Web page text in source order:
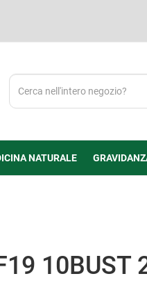
Cerca
Prodotto
NATURALE
10BUST